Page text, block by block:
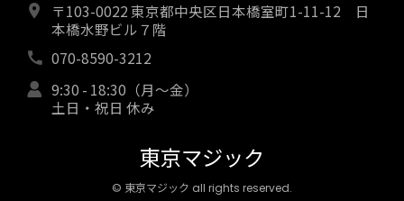
〒103-0022 東京都中央区日本橋室町1-11-12 日
本橋水野ビル７階
070-8590-3212
9:30 - 18:30（月～金）
土日・祝日 休み
東京マジック
© 東京マジック all rights reserved.